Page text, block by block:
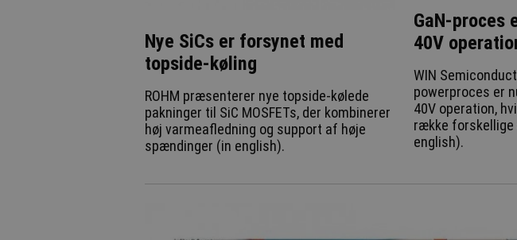
Nye SiCs er forsynet med
topside-køling
ROHM præsenterer nye topside-kølede
pakninger til SiC MOSFETs, der kombinerer
høj varmeafledning og support af høje
spændinger (in english).
GaN-proces
40V
WIN
powerproces er
40V operation,
række forskellige
english).